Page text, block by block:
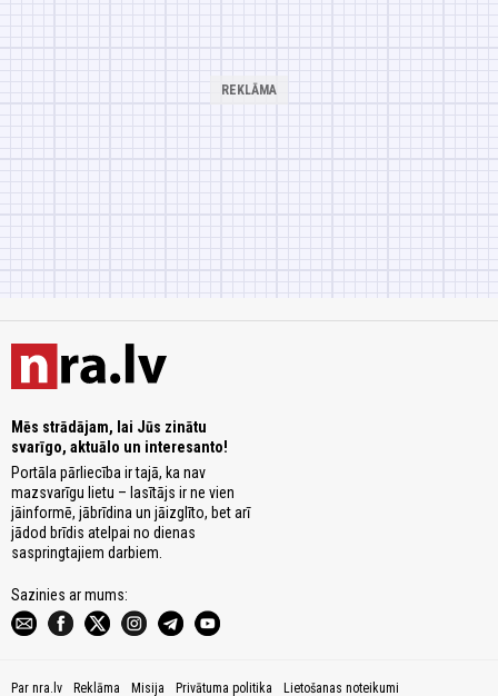
Mēs strādājam, lai Jūs zinātu
svarīgo, aktuālo un interesanto!
Portāla pārliecība ir tajā, ka nav
mazsvarīgu lietu – lasītājs ir ne vien
jāinformē, jābrīdina un jāizglīto, bet arī
jādod brīdis atelpai no dienas
saspringtajiem darbiem.
Sazinies ar mums:
Par nra.lv Reklāma Misija Privātuma politika Lietošanas noteikumi